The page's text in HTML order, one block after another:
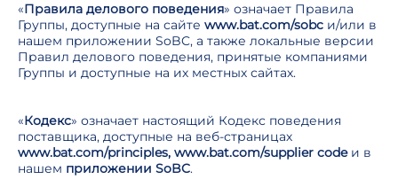
«Правила делового поведения» означает Правила
Группы, доступные на сайте www.bat.com/sobc и/или в
нашем приложении SoBC, а также локальные версии
Правил делового поведения, принятые компаниями
Группы и доступные на их местных сайтах.
«Кодекс» означает настоящий Кодекс поведения
поставщика, доступные на веб-страницах
www.bat.com/principles, www.bat.com/supplier code и в
нашем приложении SoBC.